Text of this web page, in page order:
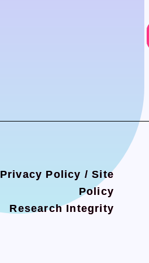
Privacy Policy / Site
Policy
Research Integrity
Privacy Policy / Site
Policy
Research Integrity